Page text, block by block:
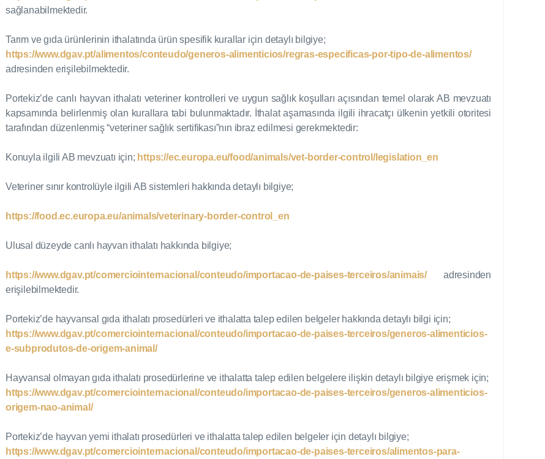
sağlanabilmektedir.
Tarım ve gıda ürünlerinin ithalatında ürün spesifik kurallar için detaylı bilgiye;
https://www.dgav.pt/alimentos/conteudo/generos-alimenticios/regras-especificas-por-tipo-de-alimentos/
adresinden erişilebilmektedir.
Portekiz’de canlı hayvan ithalatı veteriner kontrolleri ve uygun sağlık koşulları açısından temel olarak AB mevzuatı
kapsamında belirlenmiş olan kurallara tabi bulunmaktadır. İthalat aşamasında ilgili ihracatçı ülkenin yetkili otoritesi
tarafından düzenlenmiş “veteriner sağlık sertifikası”nın ibraz edilmesi gerekmektedir:
Konuyla ilgili AB mevzuatı için; https://ec.europa.eu/food/animals/vet-border-control/legislation_en
Veteriner sınır kontrolüyle ilgili AB sistemleri hakkında detaylı bilgiye;
https://food.ec.europa.eu/animals/veterinary-border-control_en
Ulusal düzeyde canlı hayvan ithalatı hakkında bilgiye;
https://www.dgav.pt/comerciointernacional/conteudo/importacao-de-paises-terceiros/animais/adresinden
erişilebilmektedir.
Portekiz’de hayvansal gıda ithalatı prosedürleri ve ithalatta talep edilen belgeler hakkında detaylı bilgi için;
https://www.dgav.pt/comerciointernacional/conteudo/importacao-de-paises-terceiros/generos-alimenticios-
e-subprodutos-de-origem-animal/
Hayvansal olmayan gıda ithalatı prosedürlerine ve ithalatta talep edilen belgelere ilişkin detaylı bilgiye erişmek için;
https://www.dgav.pt/comerciointernacional/conteudo/importacao-de-paises-terceiros/generos-alimenticios-
origem-nao-animal/
Portekiz’de hayvan yemi ithalatı prosedürleri ve ithalatta talep edilen belgeler için detaylı bilgiye;
https://www.dgav.pt/comerciointernacional/conteudo/importacao-de-paises-terceiros/alimentos-para-